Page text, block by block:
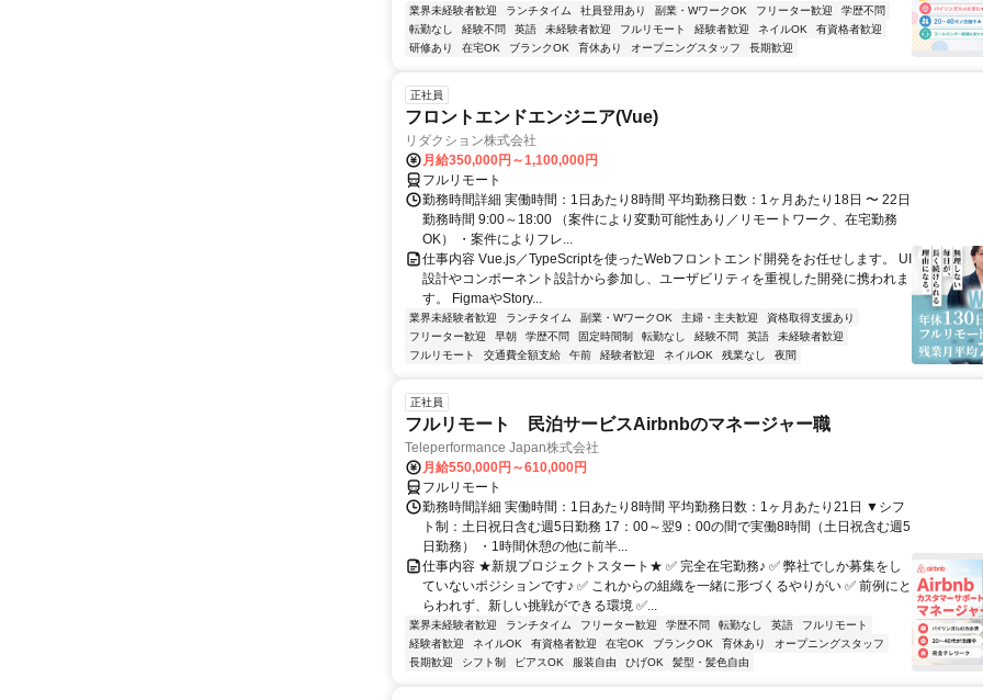
業界未経験者歓迎 ランチタイム 社員登用あり 副業・WワークOK フリーター歓迎
学歴不問
転勤なし
経験不問 英語 未経験者歓迎 フルリモート 経験者歓迎 ネイルOK
有資格者歓迎
研修あり
在宅OK ブランクOK 育休あり オープニングスタッフ 長期歓迎
正社員
フロントエンドエンジニア(Vue)
リダクション株式会社
月給350,000円～1,100,000円
フルリモート
勤務時間詳細 実働時間：1日あたり8時間 平均勤務日数：1ヶ月あたり18日 〜 22日
勤務時間 9:00～18:00 （案件により変動可能性あり／リモートワーク、在宅勤務
OK） ・案件によりフレ...
仕事内容 Vue.js／TypeScriptを使ったWebフロントエンド開発をお任せします。 UI
設計やコンポーネント設計から参加し、ユーザビリティを重視した開発に携われま
す。 FigmaやStory...
業界未経験者歓迎 ランチタイム 副業・WワークOK 主婦・主夫歓迎
資格取得支援あり
フリーター歓迎
早朝 学歴不問 固定時間制 転勤なし 経験不問 英語
未経験者歓迎
フルリモート
交通費全額支給 午前 経験者歓迎 ネイルOK 残業なし 夜間
正社員
フルリモート 民泊サービスAirbnbのマネージャー職
Teleperformance Japan株式会社
月給550,000円～610,000円
フルリモート
勤務時間詳細 実働時間：1日あたり8時間 平均勤務日数：1ヶ月あたり21日 ▼シフ
ト制：土日祝日含む週5日勤務 17：00～翌9：00の間で実働8時間（土日祝含む週5
日勤務） ・1時間休憩の他に前半...
仕事内容 ★新規プロジェクトスタート★ ✅ 完全在宅勤務♪ ✅ 弊社でしか募集をし
ていないポジションです♪ ✅ これからの組織を一緒に形づくるやりがい ✅ 前例にと
らわれず、新しい挑戦ができる環境 ✅...
業界未経験者歓迎 ランチタイム フリーター歓迎 学歴不問 転勤なし 英語
フルリモート
経験者歓迎
ネイルOK 有資格者歓迎 在宅OK ブランクOK 育休あり
オープニングスタッフ
長期歓迎
シフト制 ピアスOK 服装自由 ひげOK 髪型・髪色自由